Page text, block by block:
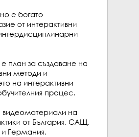
е богато
от интерактивни
план за създаване на
методи и
на интерактивни
процес.
на
от България, САЩ,
и Германия.